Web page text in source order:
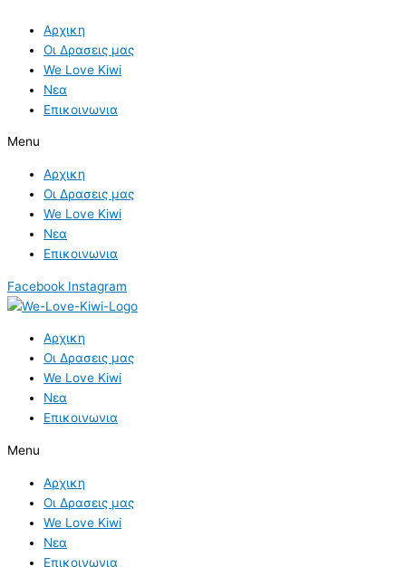
content
Αρχικη
Οι Δρασεις μας
We Love Kiwi
Νεα
Επικοινωνια
Menu
Αρχικη
Οι Δρασεις μας
We Love Kiwi
Νεα
Επικοινωνια
Facebook Instagram
Αρχικη
Οι Δρασεις μας
We Love Kiwi
Νεα
Επικοινωνια
Menu
Αρχικη
Οι Δρασεις μας
We Love Kiwi
Νεα
Επικοινωνια